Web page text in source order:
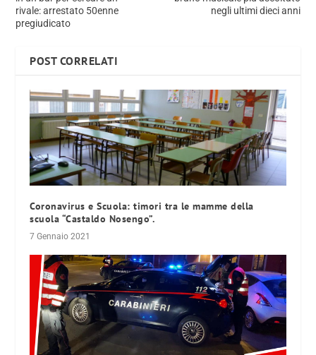
rivale: arrestato 50enne
pregiudicato
negli ultimi dieci anni
POST CORRELATI
Coronavirus e Scuola: timori tra le mamme della
scuola “Castaldo Nosengo”.
7 Gennaio 2021